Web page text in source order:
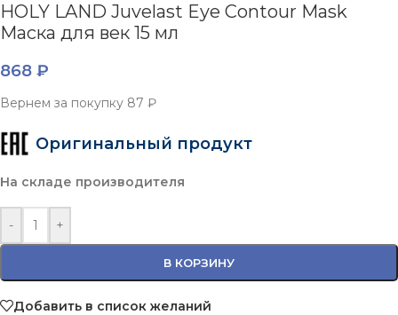
HOLY LAND Juvelast Eye Contour Mask
Маска для век 15 мл
868 ₽
Вернем за покупку 87 ₽
Оригинальный продукт
На складе производителя
- +
В КОРЗИНУ
Добавить в список желаний